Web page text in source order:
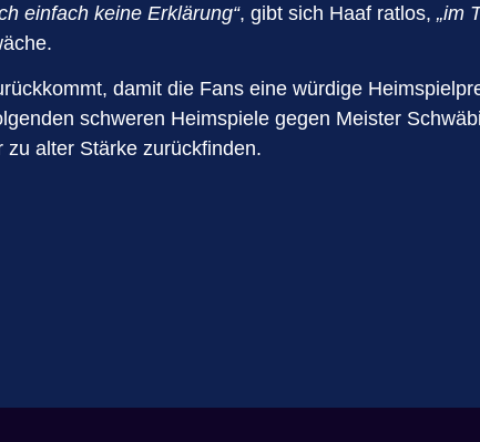
einfach keine Erklärung“, gibt sich Haaf ratlos, „im
damit die Fans eine würdige
schweren Heimspiele gegen Meister
alter Stärke zurückfinden.